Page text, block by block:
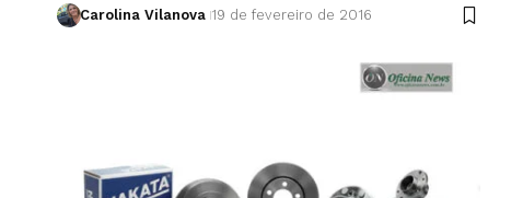
Carolina Vilanova 19 de fevereiro de 2016